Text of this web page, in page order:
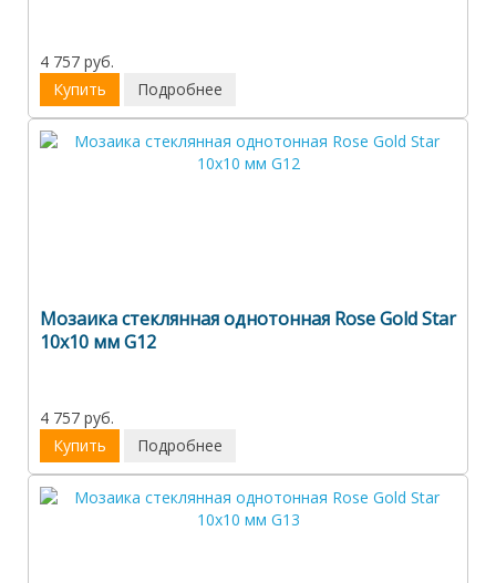
4 757 руб.
Купить
Подробнее
Мозаика стеклянная однотонная Rose Gold Star
10х10 мм G12
4 757 руб.
Купить
Подробнее